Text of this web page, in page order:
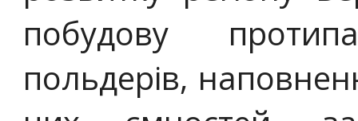
побудову
польдерів,